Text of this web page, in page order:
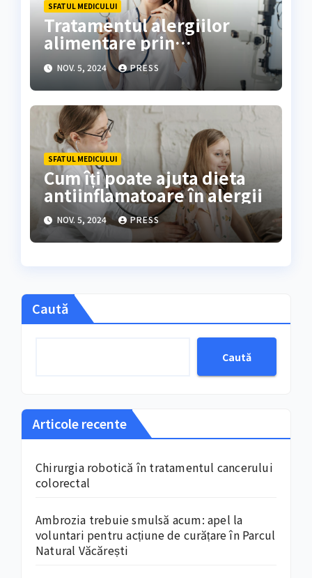
SFATUL MEDICULUI
Tratamentul alergiilor
alimentare prin
desensibilizare
NOV. 5, 2024 PRESS
SFATUL MEDICULUI
Cum îți poate ajuta dieta
antiinflamatoare în alergii
NOV. 5, 2024 PRESS
Caută
Caută
Articole recente
Chirurgia robotică în tratamentul cancerului
colorectal
Ambrozia trebuie smulsă acum: apel la
voluntari pentru acțiune de curățare în Parcul
Natural Văcărești